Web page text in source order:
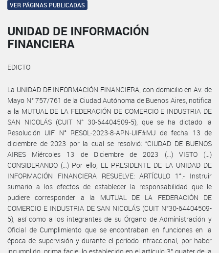
VER PÁGINAS PUBLICADAS
UNIDAD DE INFORMACIÓN
FINANCIERA
EDICTO
La UNIDAD DE INFORMACIÓN FINANCIERA, con domicilio en Av. de
Mayo N° 757/761 de la Ciudad Autónoma de Buenos Aires, notifica
a la MUTUAL DE LA FEDERACIÓN DE COMERCIO E INDUSTRIA DE
SAN NICOLÁS (CUIT N° 30-64404509-5), que se ha dictado la
Resolución UIF N° RESOL-2023-8-APN-UIF#MJ de fecha 13 de
diciembre de 2023 por la cual se resolvió: “CIUDAD DE BUENOS
AIRES Miércoles 13 de Diciembre de 2023 (…) VISTO (…)
CONSIDERANDO (…) Por ello, EL PRESIDENTE DE LA UNIDAD DE
INFORMACIÓN FINANCIERA RESUELVE: ARTÍCULO 1°.- Instruir
sumario a los efectos de establecer la responsabilidad que le
pudiere corresponder a la MUTUAL DE LA FEDERACIÓN DE
COMERCIO E INDUSTRIA DE SAN NICOLÁS (CUIT N°30-64404509-
5), así como a los integrantes de su Órgano de Administración y
Oficial de Cumplimiento que se encontraban en funciones en la
época de supervisión y durante el período infraccional, por haber
incumplido, prima facie, lo establecido en el artículo 3° quater de la